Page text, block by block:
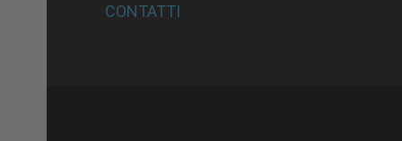
CONTATTI